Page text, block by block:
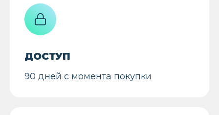
ДОСТУП
90 дней с момента покупки